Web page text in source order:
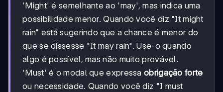
'Might' é semelhante ao 'may', mas indica uma
possibilidade menor. Quando você diz "It might
rain" está sugerindo que a chance é menor do
que se dissesse "It may rain". Use-o quando
algo é possível, mas não muito provável.
'Must' é o modal que expressa obrigação forte
ou necessidade. Quando você diz "I must